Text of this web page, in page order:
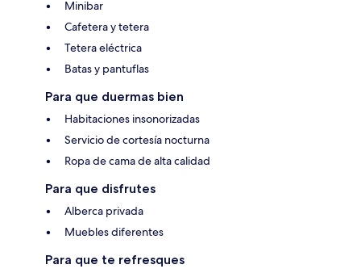
Minibar
Cafetera y tetera
Tetera eléctrica
Batas y pantuflas
Para que duermas bien
Habitaciones insonorizadas
Servicio de cortesía nocturna
Ropa de cama de alta calidad
Para que disfrutes
Alberca privada
Muebles diferentes
Para que te refresques